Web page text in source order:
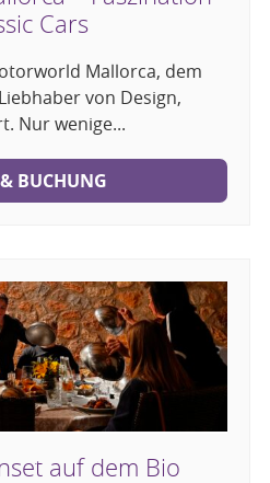
Cars
Mallorca, dem
von Design,
Nur wenige...
BUCHUNG
auf dem Bio